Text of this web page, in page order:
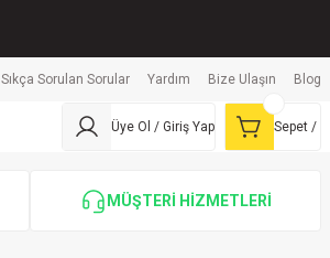
Sıkça Sorulan Sorular Yardım Bize Ulaşın Blog
Üye Ol / Giriş Yap Sepet /
MÜŞTERİ HİZMETLERİ